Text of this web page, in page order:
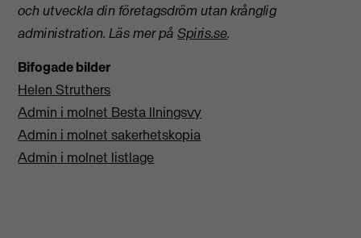
och utveckla din företagsdröm utan krånglig
administration. Läs mer påSpiris.se.
Bifogade bilder
Helen Struthers
Admin i molnet Besta llningsvy
Admin i molnet sakerhetskopia
Admin i molnet listlage